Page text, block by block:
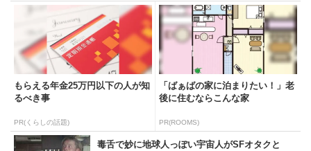
もらえる年金25万円以下の人が知
るべき事
PR(くらしの話題)
「ばぁばの家に泊まりたい！」老
後に住むならこんな家
PR(ROOMS)
毒舌で妙に地球人っぽい宇宙人がSFオタクと